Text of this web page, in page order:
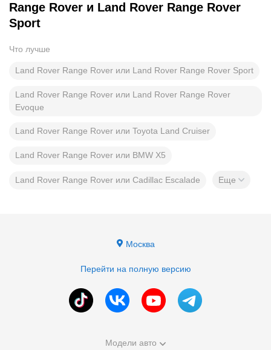
Range Rover и Land Rover Range Rover
Sport
Что лучше
Land Rover Range Rover или Land Rover Range Rover Sport
Land Rover Range Rover или Land Rover Range Rover
Evoque
Land Rover Range Rover или Toyota Land Cruiser
Land Rover Range Rover или BMW X5
Land Rover Range Rover или Cadillac Escalade Еще
Москва
Перейти на полную версию
Модели авто